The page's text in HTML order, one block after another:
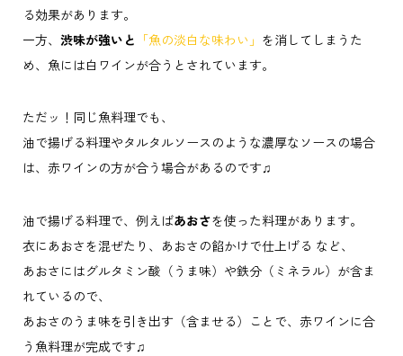
る効果があります。
一方、 渋味が強いと 「魚の淡白な味わい」 を消してしまうた
め、魚には白ワインが合うとされています。
ただッ！同じ魚料理でも、
油で揚げる料理やタルタルソースのような濃厚なソースの場合
は、赤ワインの方が合う場合があるのです♫
油で揚げる料理で、例えばあおさを使った料理があります。
衣にあおさを混ぜたり、あおさの餡かけで仕上げる など、
あおさにはグルタミン酸（うま味）や鉄分（ミネラル）が含ま
れているので、
あおさのうま味を引き出す（含ませる）ことで、赤ワインに合
う魚料理が完成です♫